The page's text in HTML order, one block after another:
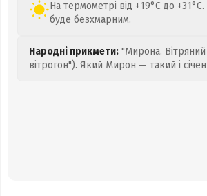
На термометрі від +19°C до
буде безхмарним.
Народні прикмети: "Мирона.
вітрогон"). Який Мирон — такий і